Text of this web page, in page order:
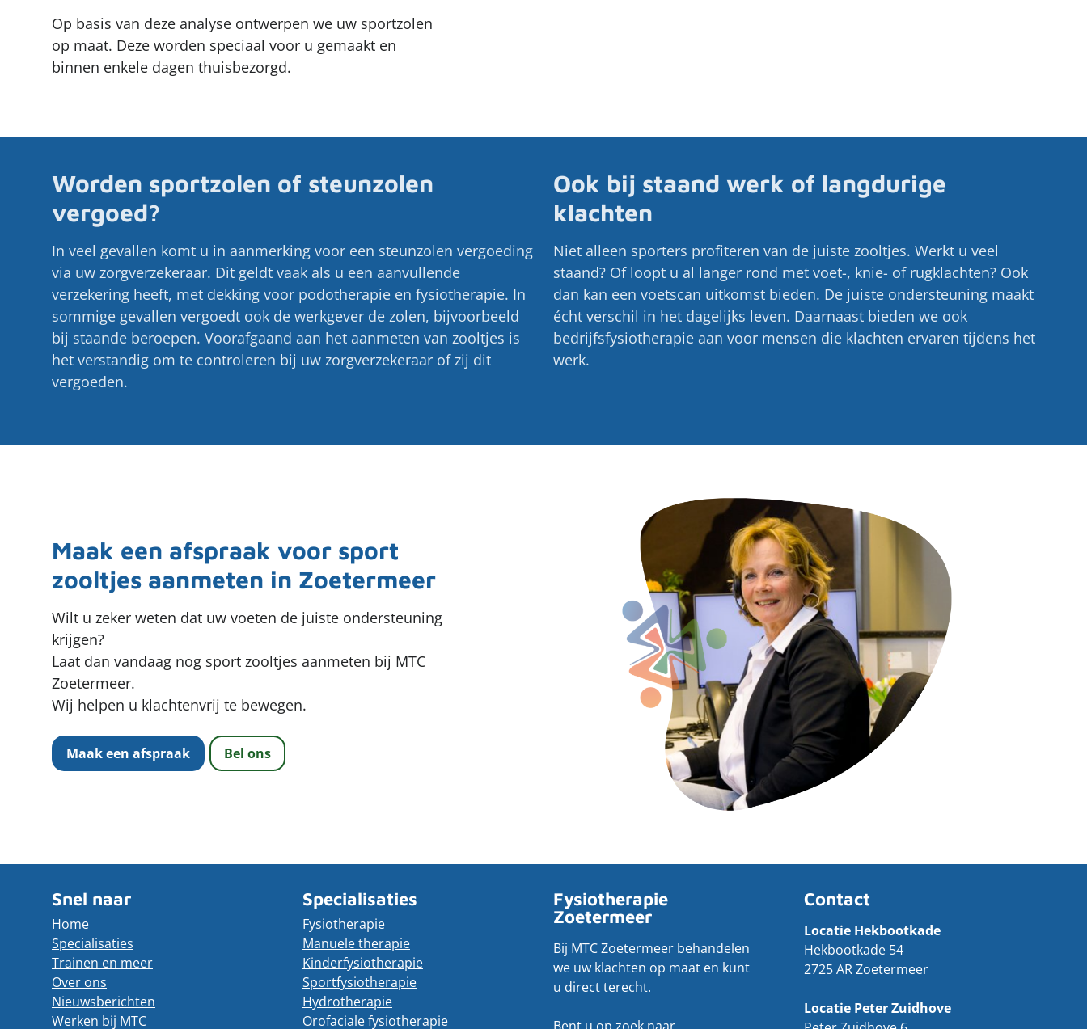
Op basis van deze analyse ontwerpen we uw sportzolen
op maat. Deze worden speciaal voor u gemaakt en
binnen enkele dagen thuisbezorgd.
Worden sportzolen of steunzolen
vergoed?
In veel gevallen komt u in aanmerking voor een steunzolen vergoeding
via uw zorgverzekeraar. Dit geldt vaak als u een aanvullende
verzekering heeft, met dekking voor podotherapie en fysiotherapie. In
sommige gevallen vergoedt ook de werkgever de zolen, bijvoorbeeld
bij staande beroepen. Voorafgaand aan het aanmeten van zooltjes is
het verstandig om te controleren bij uw zorgverzekeraar of zij dit
vergoeden.
Ook bij staand werk of langdurige
klachten
Niet alleen sporters profiteren van de juiste zooltjes. Werkt u veel
staand? Of loopt u al langer rond met voet-, knie- of rugklachten? Ook
dan kan een voetscan uitkomst bieden. De juiste ondersteuning maakt
écht verschil in het dagelijks leven. Daarnaast bieden we ook
bedrijfsfysiotherapie aan voor mensen die klachten ervaren tijdens het
werk.
Maak een afspraak voor sport
zooltjes aanmeten in Zoetermeer
Wilt u zeker weten dat uw voeten de juiste ondersteuning
krijgen?
Laat dan vandaag nog sport zooltjes aanmeten bij MTC
Zoetermeer.
Wij helpen u klachtenvrij te bewegen.
Maak een afspraak Bel ons
Snel naar
Home
Specialisaties
Trainen en meer
Over ons
Nieuwsberichten
Werken bij MTC
Specialisaties
Fysiotherapie
Manuele therapie
Kinderfysiotherapie
Sportfysiotherapie
Hydrotherapie
Orofaciale fysiotherapie
Fysiotherapie
Zoetermeer
Bij MTC Zoetermeer behandelen
we uw klachten op maat en kunt
u direct terecht.
Bent u op zoek naar
Contact
Locatie Hekbootkade
Hekbootkade 54
2725 AR Zoetermeer
Locatie Peter Zuidhove